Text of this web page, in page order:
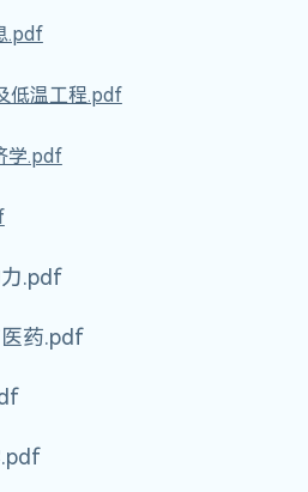
.pdf
低温工程.pdf
学.pdf
.pdf
药.pdf